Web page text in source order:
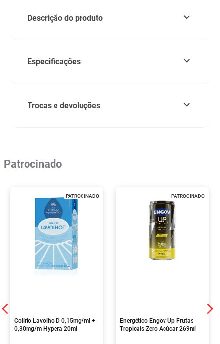
Descrição do produto
Especificações
Trocas e devoluções
Patrocinado
PATROCINADO
Colírio Lavolho D 0,15mg/ml +
0,30mg/m Hypera 20ml
PATROCINADO
Energético Engov Up Frutas
Tropicais Zero Açúcar 269ml